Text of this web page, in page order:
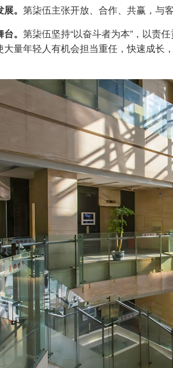
。 第柒伍主张开放、合作、共赢，与
。 第柒伍坚持“以奋斗者为本”，以责
大量年轻人有机会担当重任，快速成长